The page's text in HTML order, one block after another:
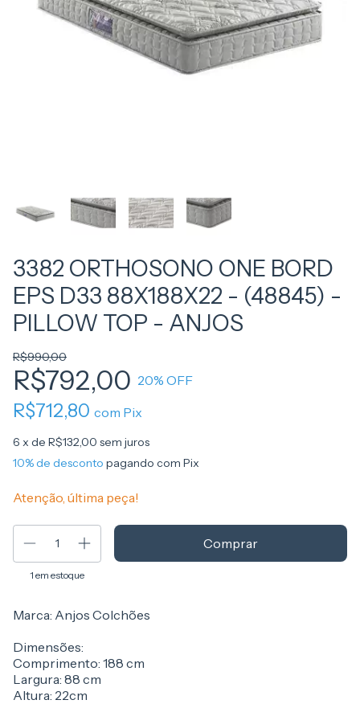
3382 ORTHOSONO ONE BORD
EPS D33 88X188X22 - (48845) -
PILLOW TOP - ANJOS
R$990,00
R$792,00 20% OFF
R$712,80 com Pix
6 x de R$132,00 sem juros
10% de desconto pagando com Pix
Atenção, última peça!
1 em estoque
Marca: Anjos Colchões
Dimensões:
Comprimento: 188 cm
Largura: 88 cm
Altura: 22cm